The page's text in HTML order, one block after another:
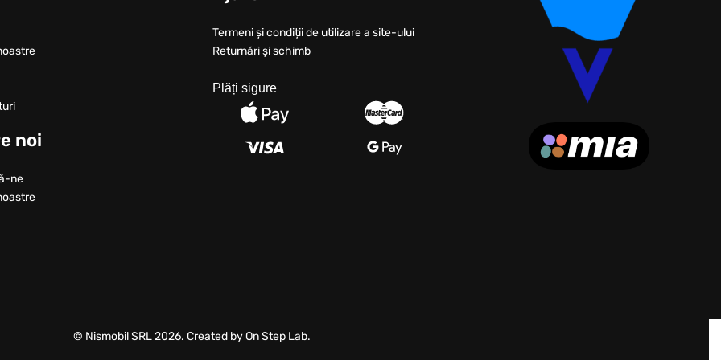
noi
ne
Termeni și condiții de utilizare a site-ului
Returnări și schimb
Plăți sigure
© Nismobil SRL 2026. Created by On Step Lab.